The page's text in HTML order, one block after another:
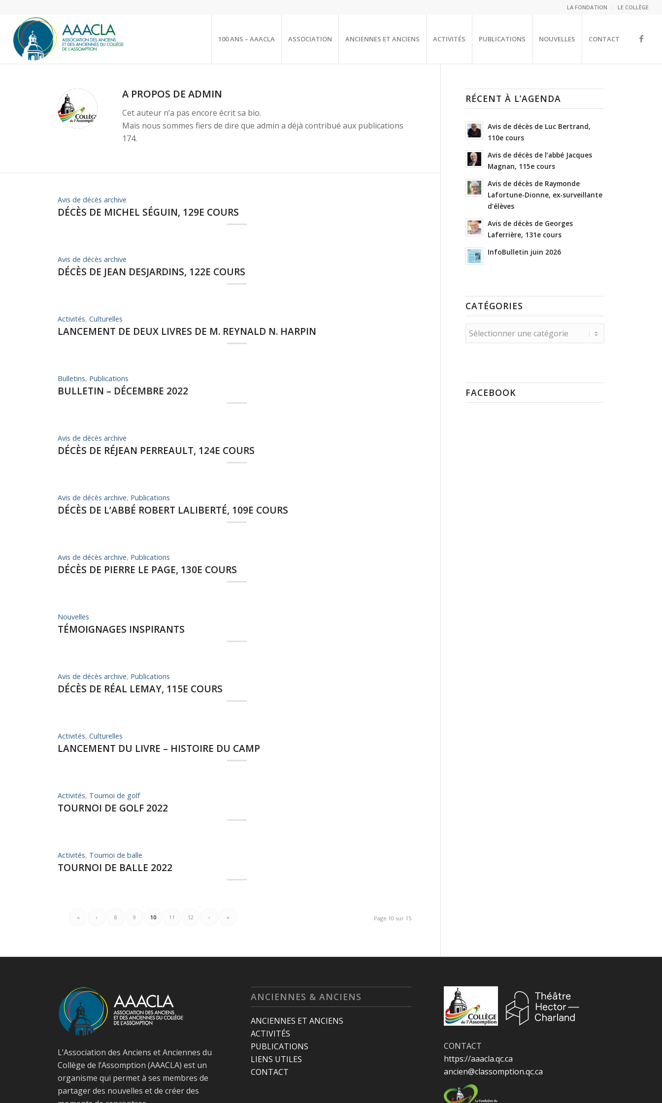
LA FONDATION LE COLLÈGE
100 ANS – AAACLA ASSOCIATION ANCIENNES ET ANCIENS ACTIVITÉS PUBLICATIONS NOUVELLES CONTACT
A PROPOS DEADMIN
Cet auteur n’a pas encore écrit sa bio.
Mais nous sommes fiers de dire queadmin a déjà contribué aux publications
174.
Avis de décès archive
DÉCÈS DE MICHEL SÉGUIN, 129E COURS
Avis de décès archive
DÉCÈS DE JEAN DESJARDINS, 122E COURS
Activités,Culturelles
LANCEMENT DE DEUX LIVRES DE M. REYNALD N. HARPIN
Bulletins, Publications
BULLETIN – DÉCEMBRE 2022
Avis de décès archive
DÉCÈS DE RÉJEAN PERREAULT, 124E COURS
Avis de décès archive, Publications
DÉCÈS DE L’ABBÉ ROBERT LALIBERTÉ, 109E COURS
Avis de décès archive, Publications
DÉCÈS DE PIERRE LE PAGE, 130E COURS
Nouvelles
TÉMOIGNAGES INSPIRANTS
Avis de décès archive, Publications
DÉCÈS DE RÉAL LEMAY, 115E COURS
Activités,Culturelles
LANCEMENT DU LIVRE – HISTOIRE DU CAMP
Activités, Tournoi de golf
TOURNOI DE GOLF 2022
Activités, Tournoi de balle
TOURNOI DE BALLE 2022
Page 10 sur 15
« ‹ 8 9 10 11 12 › »
RÉCENT À L’AGENDA
Avis de décès de Luc Bertrand,
110e cours
Avis de décès de l’abbé Jacques
Magnan, 115e cours
Avis de décès de Raymonde
Lafortune-Dionne, ex-surveillante
d’élèves
Avis de décès de Georges
Laferrière, 131e cours
InfoBulletin juin 2026
CATÉGORIES
Catégories
FACEBOOK
L’Association des Anciens et Anciennes du
Collège de l’Assomption (AAACLA) est un
organisme qui permet à ses membres de
partager des nouvelles et de créer des
ANCIENNES & ANCIENS
ANCIENNES ET ANCIENS
ACTIVITÉS
PUBLICATIONS
LIENS UTILES
CONTACT
CONTACT
https://aaacla.qc.ca
ancien@classomption.qc.ca